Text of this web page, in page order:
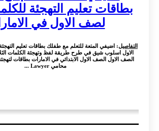
بطاقات تعليم التهجئة
لصف الاول في
التفاصيل: اضيفي المتعة للتعلم مع طفلك بطاقات تعليم
الاول اسلوب شيق في طرح طريقة لفظ وتهجئة الكلمات
الصف الاول الصف الاول الابتدائي في الامارات بطاقات لتهجئة
محامي Lawyer ...